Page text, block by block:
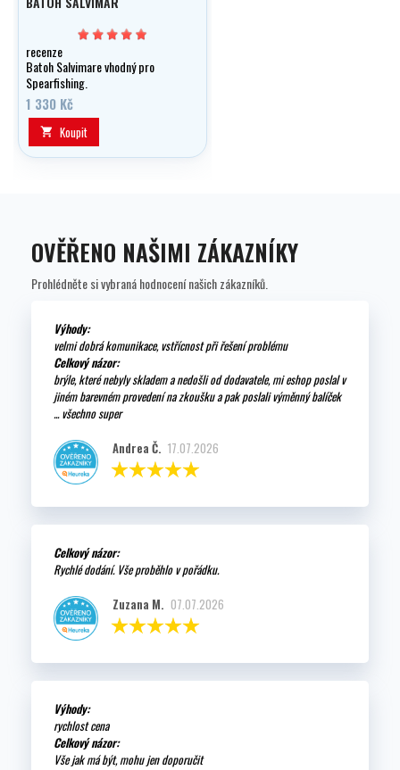
recenze
Batoh Salvimare vhodný pro
Spearfishing.
1 330 Kč
 Koupit
OVĚŘENO NAŠIMI ZÁKAZNÍKY
Prohlédněte si vybraná hodnocení našich zákazníků.
Výhody:
velmi dobrá komunikace, vstřícnost při řešení problému
Celkový názor:
brýle, které nebyly skladem a nedošli od dodavatele, mi eshop poslal v
jiném barevném provedení na zkoušku a pak poslali výměnný balíček
... všechno super
Andrea Č. 17.07.2026
Celkový názor:
Rychlé dodání. Vše proběhlo v pořádku.
Zuzana M. 07.07.2026
Výhody:
rychlost cena
Celkový názor:
Vše jak má být, mohu jen doporučit